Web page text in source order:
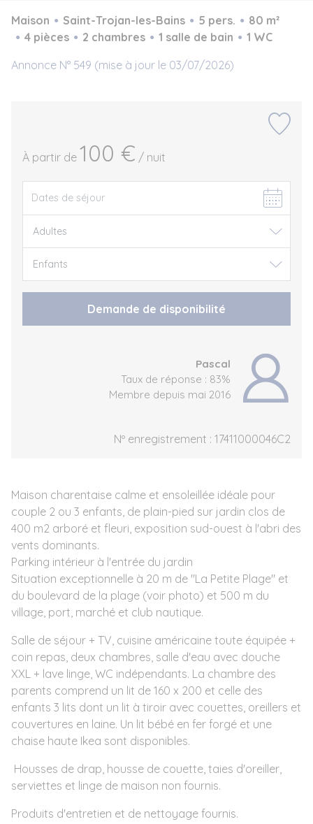
Maison Saint-Trojan-les-Bains 5 pers.
80 m²
4 pièces
2 chambres 1 salle de bain
1 WC
Annonce N° 549 (mise à jour le 03/07/2026)
À partir de 100 € / nuit
Demande de disponibilité
Pascal
Taux de réponse : 83%
Membre depuis mai 2016
Nº enregistrement : 17411000046C2
Maison charentaise calme et ensoleillée idéale pour
couple 2 ou 3 enfants, de plain-pied sur jardin clos de
400 m2 arboré et fleuri, exposition sud-ouest à l'abri des
vents dominants.
Parking intérieur à l'entrée du jardin
Situation exceptionnelle à 20 m de "La Petite Plage" et
du boulevard de la plage (voir photo) et 500 m du
village, port, marché et club nautique.
Salle de séjour + TV, cuisine américaine toute équipée +
coin repas, deux chambres, salle d'eau avec douche
XXL + lave linge, WC indépendants. La chambre des
parents comprend un lit de 160 x 200 et celle des
enfants 3 lits dont un lit à tiroir avec couettes, oreillers et
couvertures en laine. Un lit bébé en fer forgé et une
chaise haute Ikea sont disponibles.
Housses de drap, housse de couette, taies d'oreiller,
serviettes et linge de maison non fournis.
Produits d'entretien et de nettoyage fournis.